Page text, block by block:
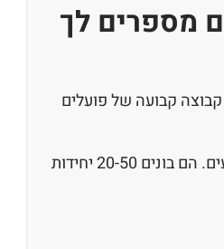
מספרים לך
בשנה. הם עובדים עם קבוצה קבועה של פועלים
חברת בנייה גדולה היא מכונה. יש להם מנהל פרויקט, מפקח, מחלקת רכש, ספקים קבועים. הם בונים 20-50 יחידות